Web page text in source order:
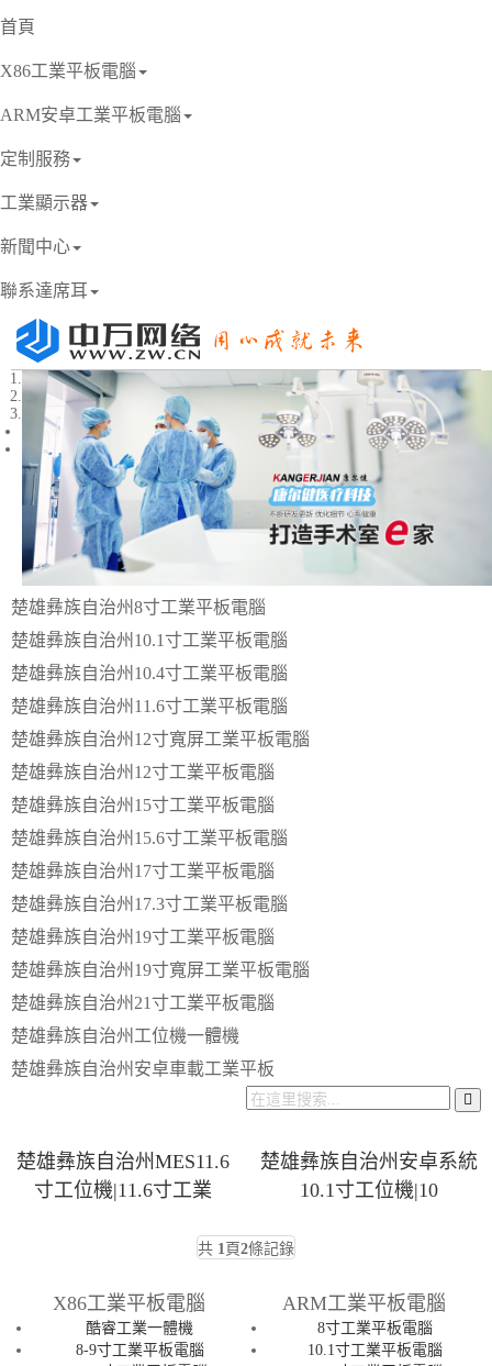
首頁
X86工業平板電腦
ARM安卓工業平板電腦
定制服務
工業顯示器
新聞中心
聯系達席耳
2
Previous
Next
楚雄彝族自治州8寸工業平板電腦
楚雄彝族自治州10.1寸工業平板電腦
楚雄彝族自治州10.4寸工業平板電腦
楚雄彝族自治州11.6寸工業平板電腦
楚雄彝族自治州12寸寬屏工業平板電腦
楚雄彝族自治州12寸工業平板電腦
楚雄彝族自治州15寸工業平板電腦
楚雄彝族自治州15.6寸工業平板電腦
楚雄彝族自治州17寸工業平板電腦
楚雄彝族自治州17.3寸工業平板電腦
楚雄彝族自治州19寸工業平板電腦
楚雄彝族自治州19寸寬屏工業平板電腦
楚雄彝族自治州21寸工業平板電腦
楚雄彝族自治州工位機一體機
楚雄彝族自治州安卓車載工業平板
楚雄彝族自治州MES11.6
寸工位機|11.6寸工業
楚雄彝族自治州安卓系統
10.1寸工位機|10
共 1頁2條記錄
X86工業平板電腦
酷睿工業一體機
8-9寸工業平板電腦
ARM工業平板電腦
8寸工業平板電腦
10.1寸工業平板電腦